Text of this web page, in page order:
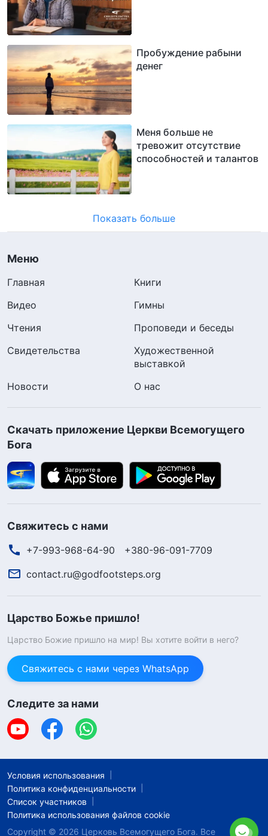
Пробуждение рабыни
денег
Меня больше не
тревожит отсутствие
способностей и талантов
Показать больше
Меню
Главная
Книги
Видео
Гимны
Чтения
Проповеди и беседы
Свидетельства
Художественной
выставкой
Новости
О нас
Скачать приложение Церкви Всемогущего
Бога
Свяжитесь с нами
+7-993-968-64-90
+380-96-091-7709
contact.ru@godfootsteps.org
Царство Божье пришло!
Царство Божие пришло на мир! Вы хотите войти в него?
Свяжитесь с нами через WhatsApp
Следите за нами
Условия использования
Политика конфиденциальности
Список участников
Политика использования файлов cookie
Copyright © 2026 Церковь Всемогущего Бога. Все
Если Бог помог вам в вашей жизни,
приблизиться к Нему и найти способ
приветствовать возвращение Господа.